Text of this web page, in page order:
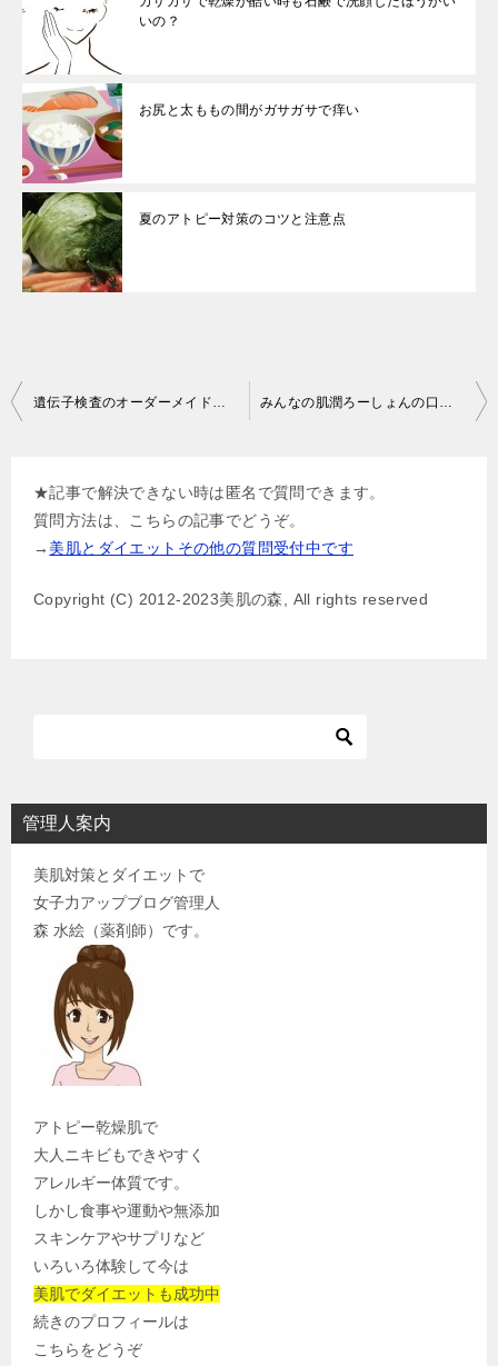
いの？
お尻と太ももの間がガサガサで痒い
夏のアトピー対策のコツと注意点
投
遺伝子検査のオーダーメイド化粧水「美GENE（ビジン）」の口コミと効果の感想 みんなの肌潤ろーしょんの口コミ！アトピー肌も潤い保湿化粧水
★記事で解決できない時は匿名で質問できます。
質問方法は、こちらの記事でどうぞ。
→ 美肌とダイエットその他の質問受付中です
Copyright (C) 2012-2023美肌の森, All rights reserved
管理人案内
美肌対策とダイエットで
女子力アップブログ管理人
森 水絵（薬剤師）です。
アトピー乾燥肌で
大人ニキビもできやすく
アレルギー体質です。
しかし食事や運動や無添加
スキンケアやサプリなど
いろいろ体験して今は
美肌でダイエットも成功中
続きのプロフィールは
こちらをどうぞ